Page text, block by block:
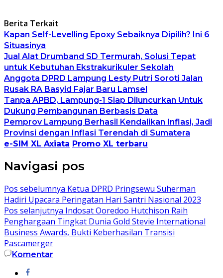
Berita Terkait
Kapan Self-Levelling Epoxy Sebaiknya Dipilih? Ini 6
Situasinya
Jual Alat Drumband SD Termurah, Solusi Tepat
untuk Kebutuhan Ekstrakurikuler Sekolah
Anggota DPRD Lampung Lesty Putri Soroti Jalan
Rusak RA Basyid Fajar Baru Lamsel
Tanpa APBD, Lampung-1 Siap Diluncurkan Untuk
Dukung Pembangunan Berbasis Data
Pemprov Lampung Berhasil Kendalikan Inflasi, Jadi
Provinsi dengan Inflasi Terendah di Sumatera
e-SIM XL Axiata Promo XL terbaru
Navigasi pos
Pos sebelumnya Ketua DPRD Pringsewu Suherman
Hadiri Upacara Peringatan Hari Santri Nasional 2023
Pos selanjutnya Indosat Ooredoo Hutchison Raih
Penghargaan Tingkat Dunia Gold Stevie International
Business Awards, Bukti Keberhasilan Transisi
Pascamerger
Komentar